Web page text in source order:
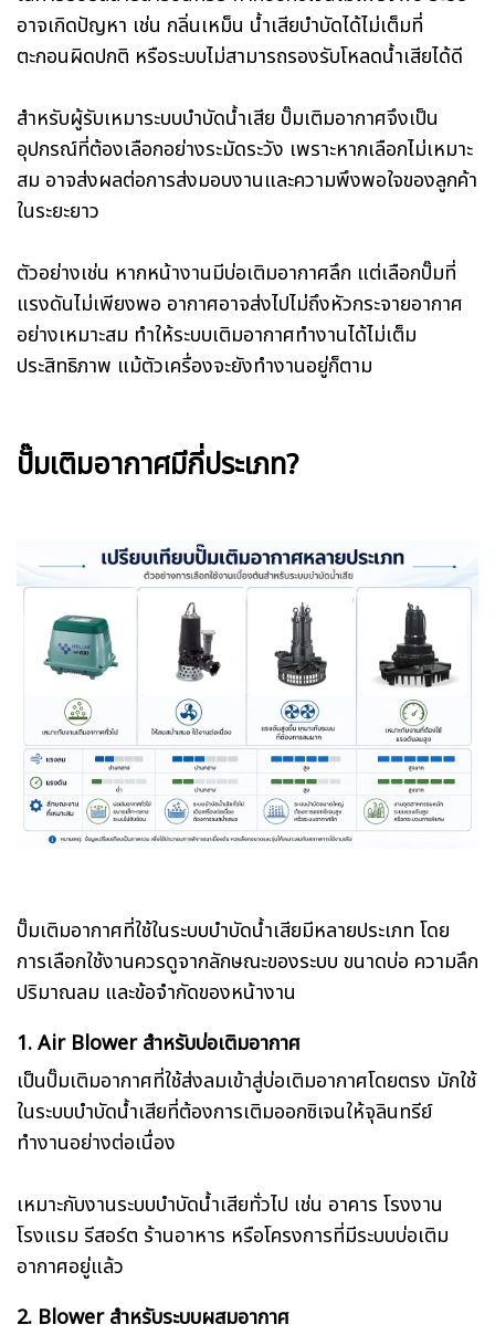
อาจเกิดปัญหา เช่น กลิ่นเหม็น น้ำเสียบำบัดได้ไม่เต็มที่
ตะกอนผิดปกติ หรือระบบไม่สามารถรองรับโหลดน้ำเสียได้ดี
สำหรับผู้รับเหมาระบบบำบัดน้ำเสีย ปั๊มเติมอากาศจึงเป็น
อุปกรณ์ที่ต้องเลือกอย่างระมัดระวัง เพราะหากเลือกไม่เหมาะ
สม อาจส่งผลต่อการส่งมอบงานและความพึงพอใจของลูกค้า
ในระยะยาว
ตัวอย่างเช่น หากหน้างานมีบ่อเติมอากาศลึก แต่เลือกปั๊มที่
แรงดันไม่เพียงพอ อากาศอาจส่งไปไม่ถึงหัวกระจายอากาศ
อย่างเหมาะสม ทำให้ระบบเติมอากาศทำงานได้ไม่เต็ม
ประสิทธิภาพ แม้ตัวเครื่องจะยังทำงานอยู่ก็ตาม
ปั๊มเติมอากาศมีกี่ประเภท?
ปั๊มเติมอากาศที่ใช้ในระบบบำบัดน้ำเสียมีหลายประเภท โดย
การเลือกใช้งานควรดูจากลักษณะของระบบ ขนาดบ่อ ความลึก
ปริมาณลม และข้อจำกัดของหน้างาน
1. Air Blower สำหรับบ่อเติมอากาศ
เป็นปั๊มเติมอากาศที่ใช้ส่งลมเข้าสู่บ่อเติมอากาศโดยตรง มักใช้
ในระบบบำบัดน้ำเสียที่ต้องการเติมออกซิเจนให้จุลินทรีย์
ทำงานอย่างต่อเนื่อง
เหมาะกับงานระบบบำบัดน้ำเสียทั่วไป เช่น อาคาร โรงงาน
โรงแรม รีสอร์ต ร้านอาหาร หรือโครงการที่มีระบบบ่อเติม
อากาศอยู่แล้ว
2. Blower สำหรับระบบผสมอากาศ